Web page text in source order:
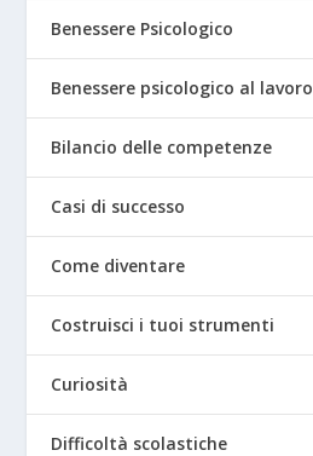
Benessere Psicologico
Benessere psicologico al lavoro
Bilancio delle competenze
Casi di successo
Come diventare
Costruisci i tuoi strumenti
Curiosità
Difficoltà scolastiche